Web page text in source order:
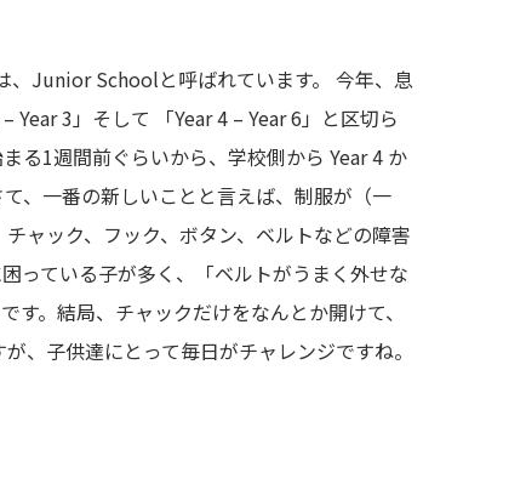
、Junior Schoolと呼ばれています。 今年、息
3」そして 「Year 4 – Year 6」と区切ら
る1週間前ぐらいから、学校側から Year 4 か
、一番の新しいことと言えば、制服が（一
ャック、フック、ボタン、ベルトなどの障害
っている子が多く、「ベルトがうまく外せな
。結局、チャックだけをなんとか開けて、
、子供達にとって毎日がチャレンジですね。